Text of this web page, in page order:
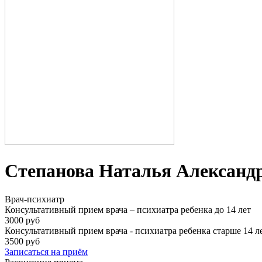
Степанова Наталья
Врач-психиатр
Консультативный прием врача – психиатра ребенка до 14 лет
3000 руб
Консультативный прием врача - психиатра ребенка старше 14
3500 руб
Записаться на приём